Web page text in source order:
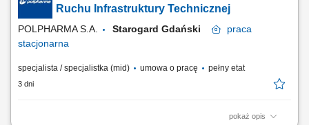
przestojów; Wsparcie techniczne zespołu w obsłudze maszyn i
urządzeń; Dbanie o...
Ruchu Infrastruktury Technicznej
POLPHARMA S.A. Starogard Gdański
praca
stacjonarna
specjalista / specjalistka (mid) umowa o pracę pełny etat
3 dni
pokaż opis